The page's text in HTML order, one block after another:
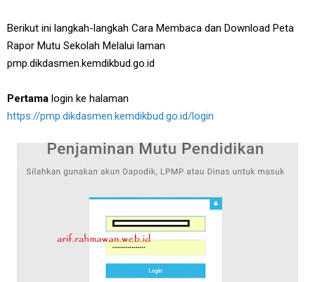
Berikut ini langkah-langkah Cara Membaca dan Download Peta
Rapor Mutu Sekolah Melalui laman
pmp.dikdasmen.kemdikbud.go.id
Pertama login ke halaman
https://pmp.dikdasmen.kemdikbud.go.id/login